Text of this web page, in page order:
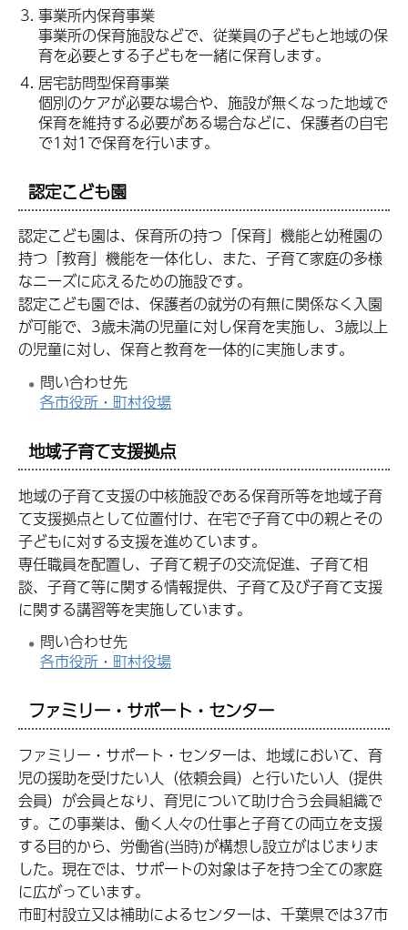
事業所内保育事業
事業所の保育施設などで、従業員の子どもと地域の保
育を必要とする子どもを一緒に保育します。
居宅訪問型保育事業
個別のケアが必要な場合や、施設が無くなった地域で
保育を維持する必要がある場合などに、保護者の自宅
で1対1で保育を行います。
認定こども園
認定こども園は、保育所の持つ「保育」機能と幼稚園の
持つ「教育」機能を一体化し、また、子育て家庭の多様
なニーズに応えるための施設です。
認定こども園では、保護者の就労の有無に関係なく入園
が可能で、3歳未満の児童に対し保育を実施し、3歳以上
の児童に対し、保育と教育を一体的に実施します。
問い合わせ先
各市役所・町村役場
地域子育て支援拠点
地域の子育て支援の中核施設である保育所等を地域子育
て支援拠点として位置付け、在宅で子育て中の親とその
子どもに対する支援を進めています。
専任職員を配置し、子育て親子の交流促進、子育て相
談、子育て等に関する情報提供、子育て及び子育て支援
に関する講習等を実施しています。
問い合わせ先
各市役所・町村役場
ファミリー・サポート・センター
ファミリー・サポート・センターは、地域において、育
児の援助を受けたい人（依頼会員）と行いたい人（提供
会員）が会員となり、育児について助け合う会員組織で
す。この事業は、働く人々の仕事と子育ての両立を支援
する目的から、労働省(当時)が構想し設立がはじまりま
した。現在では、サポートの対象は子を持つ全ての家庭
に広がっています。
市町村設立又は補助によるセンターは、千葉県では37市